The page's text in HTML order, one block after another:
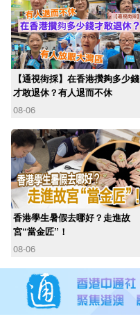
【通視街採】在香港攢夠多少錢
才敢退休？有人退而不休
08-06
香港學生暑假去哪好？走進故
宮“當金匠”！
08-06